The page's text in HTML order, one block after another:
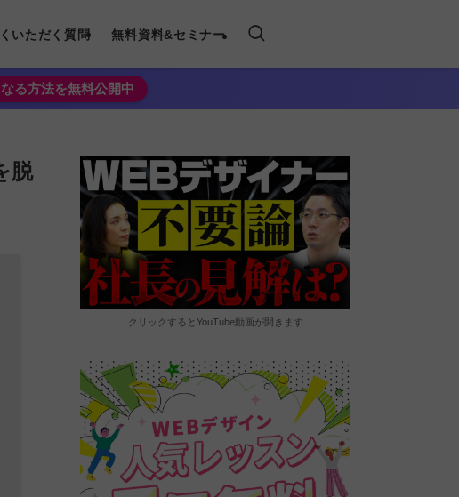
いただく質問 無料資料&セミナー
る方法を無料公開中
脱
クリックするとYouTube動画が開きます